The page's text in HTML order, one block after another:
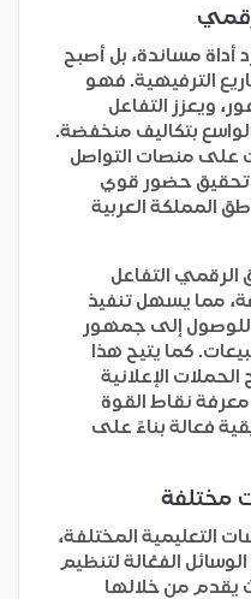
مساندة، بل أصبح
الترفيهية. فهو
ويعزز التفاعل
بتكاليف منخفضة.
على منصات التواصل
حضور قوي
المملكة العربية
الرقمي التفاعل
مما يسهل تنفيذ
إلى جمهور
كما يتيح هذا
الإعلانية
نقاط القوة
فعالة بناءً على
مختلفة
التعليمية المختلفة،
الفعّالة لتنظيم
يقدم من خلالها